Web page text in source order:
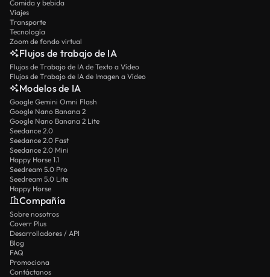
Comida y bebida
Viajes
Transporte
Tecnología
Zoom de fondo virtual
Flujos de trabajo de IA
Flujos de Trabajo de IA de Texto a Vídeo
Flujos de Trabajo de IA de Imagen a Vídeo
Modelos de IA
Google Gemini Omni Flash
Google Nano Banana 2
Google Nano Banana 2 Lite
Seedance 2.0
Seedance 2.0 Fast
Seedance 2.0 Mini
Happy Horse 1.1
Seedream 5.0 Pro
Seedream 5.0 Lite
Happy Horse
Compañía
Sobre nosotros
Coverr Plus
Desarrolladores / API
Blog
FAQ
Promociona
Contáctanos